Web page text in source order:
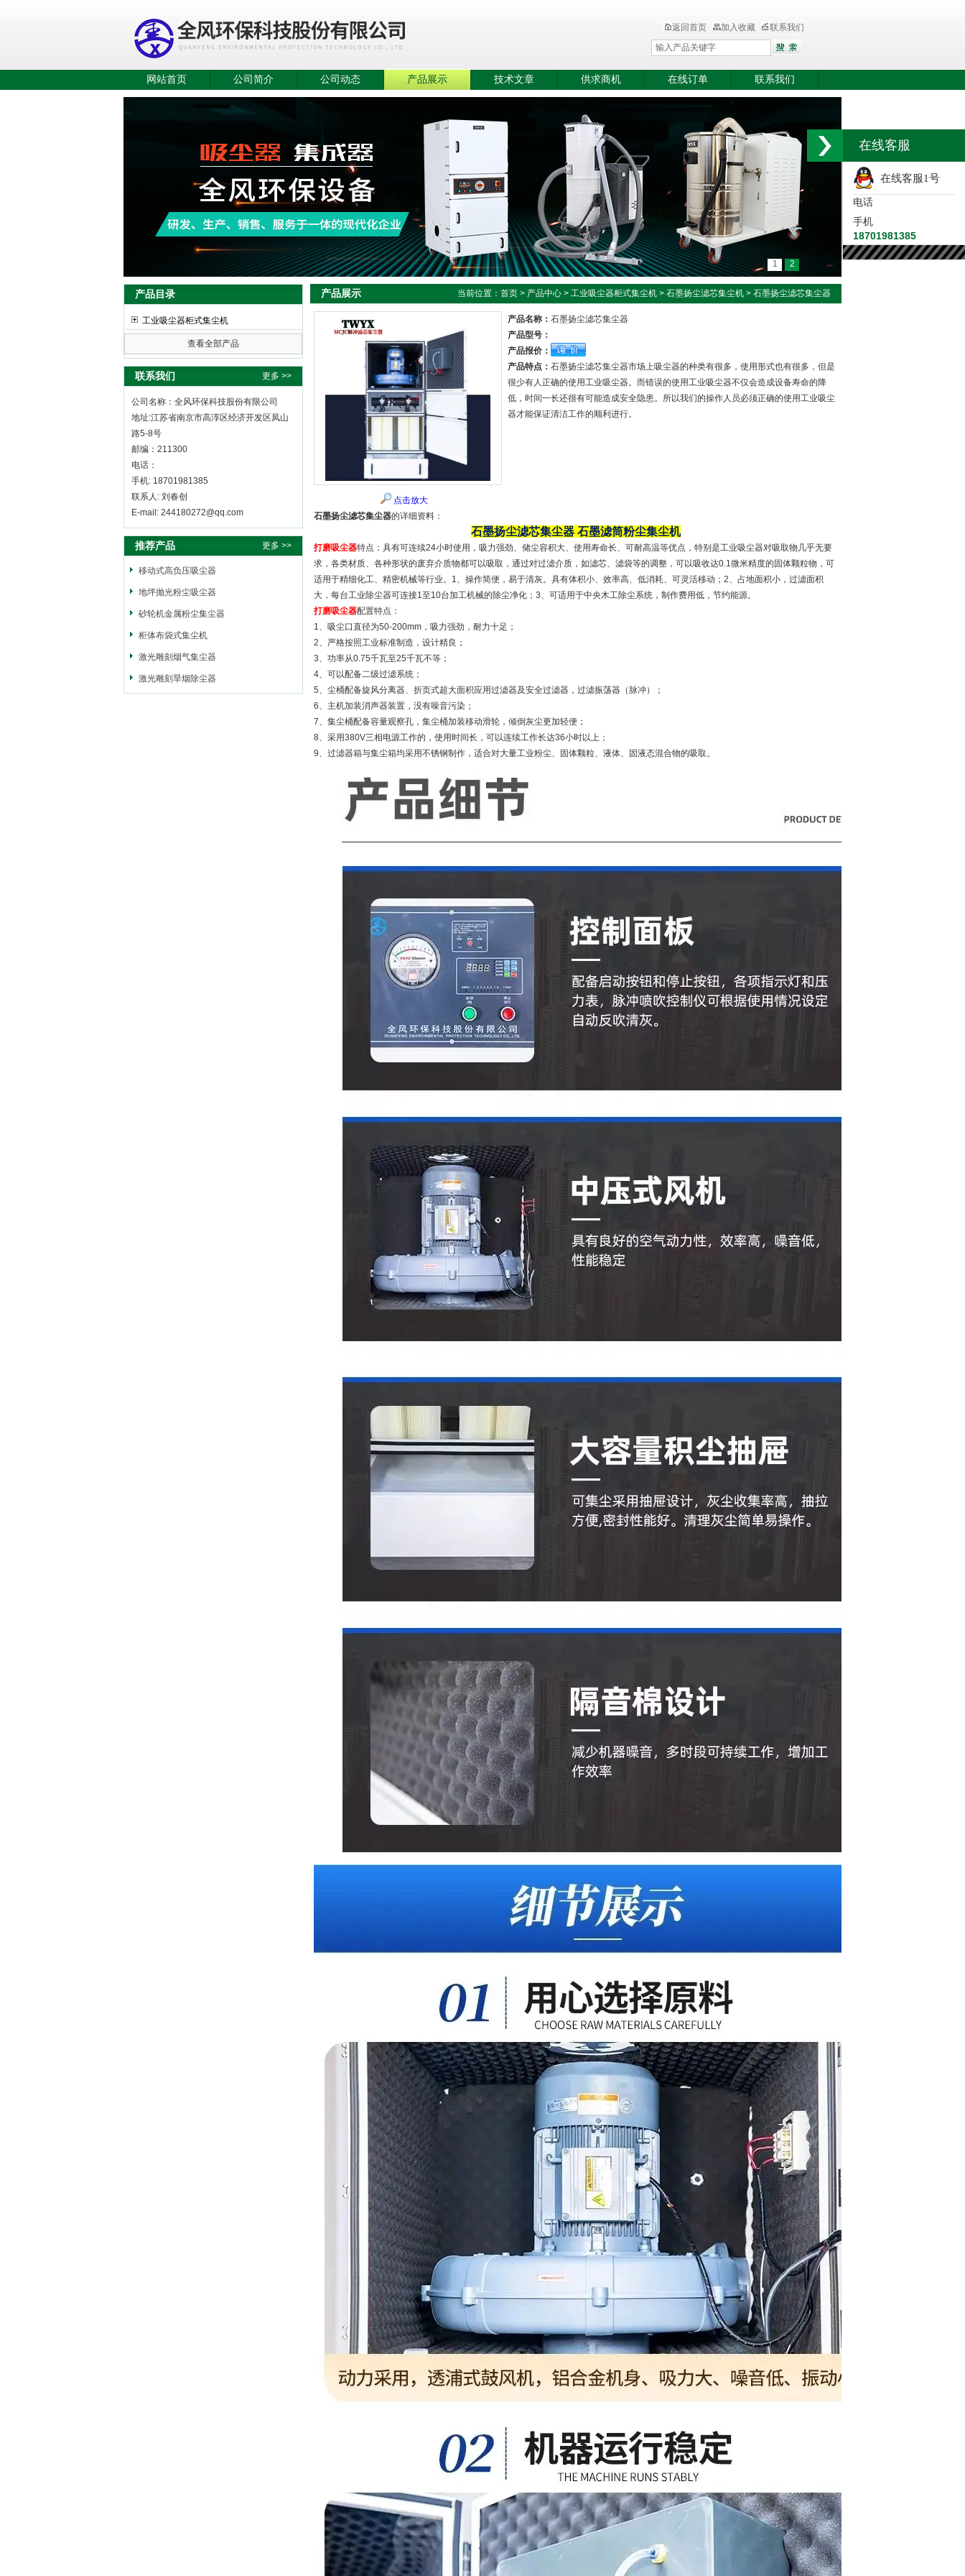
返回首页 加入收藏 联系我们
网站首页 公司简介 公司动态 产品展示 技术文章 供求商机 在线订单 联系我们
1 2
产品目录
工业吸尘器柜式集尘机
查看全部产品
联系我们 更多 >>
公司名称：全风环保科技股份有限公司
地址:江苏省南京市高淳区经济开发区凤山
路5-8号
邮编：211300
电话：
手机: 18701981385
联系人: 刘春创
E-mail: 244180272@qq.com
推荐产品 更多 >>
移动式高负压吸尘器
地坪抛光粉尘吸尘器
砂轮机金属粉尘集尘器
柜体布袋式集尘机
激光雕刻烟气集尘器
激光雕刻旱烟除尘器
产品展示 当前位置： 首页 > 产品中心 > 工业吸尘器柜式集尘机 > 石墨扬尘滤芯集尘机 > 石墨扬尘滤芯集尘器
点击放大
产品名称： 石墨扬尘滤芯集尘器
产品型号：
产品报价：
产品特点： 石墨扬尘滤芯集尘器市场上吸尘器的种类有很多，使用形式也有很多，但是
很少有人正确的使用工业吸尘器。而错误的使用工业吸尘器不仅会造成设备寿命的降
低，时间一长还很有可能造成安全隐患。所以我们的操作人员必须正确的使用工业吸尘
器才能保证清洁工作的顺利进行。
石墨扬尘滤芯集尘器的详细资料：
石墨扬尘滤芯集尘器 石墨滤筒粉尘集尘机
打磨吸尘器特点：具有可连续24小时使用，吸力强劲、储尘容积大、使用寿命长、可耐高温等优点，特别是工业吸尘器对吸取物几乎无要
求，各类材质、各种形状的废弃介质物都可以吸取，通过对过滤介质，如滤芯、滤袋等的调整，可以吸收达0.1微米精度的固体颗粒物，可
适用于精细化工、精密机械等行业。1、操作简便，易于清灰。具有体积小、效率高、低消耗、可灵活移动；2、占地面积小，过滤面积
大，每台工业除尘器可连接1至10台加工机械的除尘净化；3、可适用于中央木工除尘系统，制作费用低，节约能源。
打磨吸尘器配置特点：
1、吸尘口直径为50-200mm，吸力强劲，耐力十足；
2、严格按照工业标准制造，设计精良；
3、功率从0.75千瓦至25千瓦不等；
4、可以配备二级过滤系统；
5、尘桶配备旋风分离器、折页式超大面积应用过滤器及安全过滤器，过滤振荡器（脉冲）；
6、主机加装消声器装置，没有噪音污染；
7、集尘桶配备容量观察孔，集尘桶加装移动滑轮，倾倒灰尘更加轻便；
8、采用380V三相电源工作的，使用时间长，可以连续工作长达36小时以上；
9、过滤器箱与集尘箱均采用不锈钢制作，适合对大量工业粉尘、固体颗粒、液体、固液态混合物的吸取。
在线客服
在线客服1号
电话
手机
18701981385